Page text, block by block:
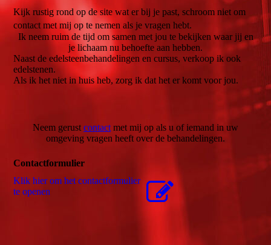
Kijk rustig rond op de site wat er bij je past, schroom niet om
contact met mij op te nemen als je vragen hebt.
Ik neem ruim de tijd om samen met jou te bekijken waar jij en
je lichaam nu behoefte aan hebben.
Naast de edelsteenbehandelingen en cursus, verkoop ik ook
edelstenen.
Als ik het niet in huis heb, zorg ik dat het er komt voor jou.
Neem gerust contact met mij op als u of iemand in uw
omgeving vragen heeft over de behandelingen.
Contactformulier
Klik hier om het contactformulier
te openen